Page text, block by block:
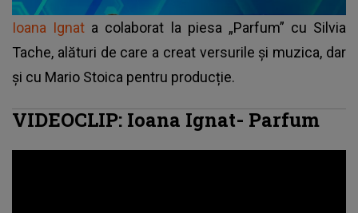
Ioana Ignat a colaborat la piesa „Parfum” cu Silvia
Tache, alături de care a creat versurile și muzica, dar
și cu Mario Stoica pentru producție.
VIDEOCLIP: Ioana Ignat- Parfum